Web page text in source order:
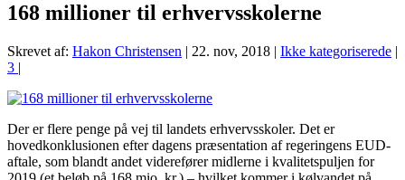
168 millioner til erhvervsskolerne
Skrevet af: Hakon Christensen | 22. nov, 2018 | Ikke kategoriserede |
3 |
Der er flere penge på vej til landets erhvervsskoler. Det er
hovedkonklusionen efter dagens præsentation af regeringens EUD-
aftale, som blandt andet viderefører midlerne i kvalitetspuljen for